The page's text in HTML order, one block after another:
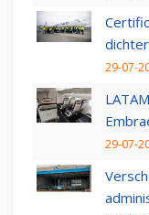
29-07-
29-07-